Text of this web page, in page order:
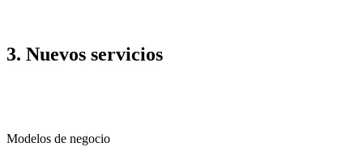
3. Nuevos servicios
Modelos de negocio